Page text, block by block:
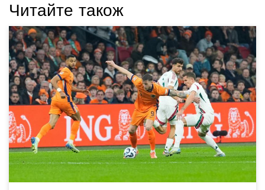
Читайте також